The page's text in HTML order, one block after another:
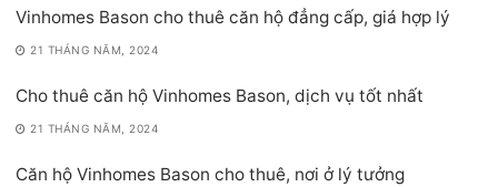
Vinhomes Bason cho thuê căn hộ đẳng cấp, giá hợp lý
21 THÁNG NĂM, 2024
Cho thuê căn hộ Vinhomes Bason, dịch vụ tốt nhất
21 THÁNG NĂM, 2024
Căn hộ Vinhomes Bason cho thuê, nơi ở lý tưởng